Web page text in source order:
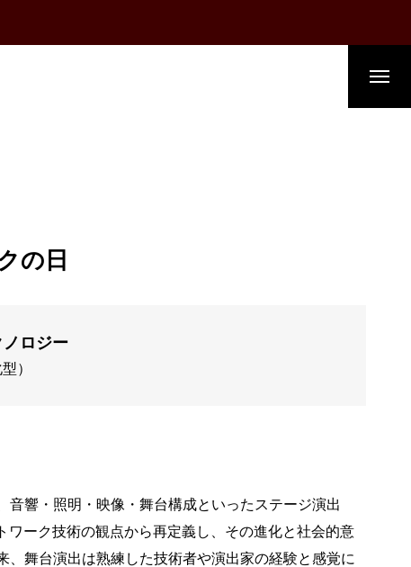
の日
ロジー
）
音響・照明・映像・舞台構成といったステージ演出
ワーク技術の観点から再定義し、その進化と社会的意
、舞台演出は熟練した技術者や演出家の経験と感覚に